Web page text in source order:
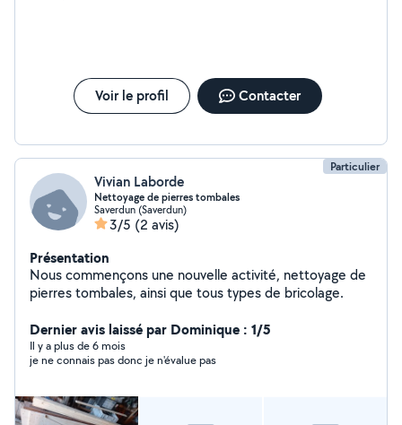
Voir le profil Contacter
Particulier
Vivian Laborde
Nettoyage de pierres tombales
Saverdun (Saverdun)
3/5 (2 avis)
Présentation
Nous commençons une nouvelle activité, nettoyage de
pierres tombales, ainsi que tous types de bricolage.
Dernier avis laissé par Dominique : 1/5
Il y a plus de 6 mois
je ne connais pas donc je n'évalue pas